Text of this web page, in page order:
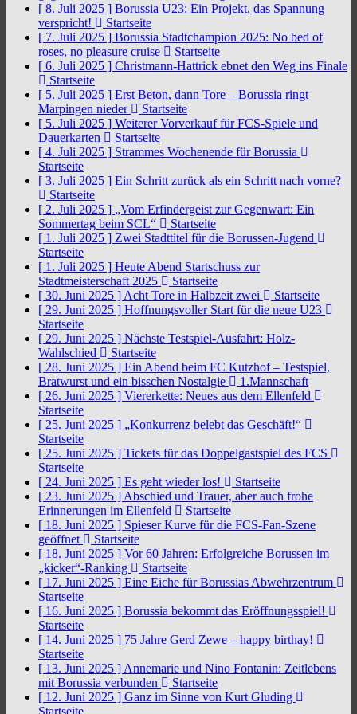
[ 8. Juli 2025 ] Borussia U23: Ein Projekt, das Spannung
verspricht!
Startseite
[ 7. Juli 2025 ] Borussia Stadtchampion 2025: No bed of
roses, no pleasure cruise
Startseite
[ 6. Juli 2025 ] Christmann-Hattrick ebnet den Weg ins Finale
Startseite
[ 5. Juli 2025 ] Erst Beton, dann Tore – Borussia ringt
Marpingen nieder
Startseite
[ 5. Juli 2025 ] Weiterer Vorverkauf für FCS-Spiele und
Dauerkarten
Startseite
[ 4. Juli 2025 ] Strammes Wochenende für Borussia
Startseite
[ 3. Juli 2025 ] Ein Schritt zurück als ein Schritt nach vorne?
Startseite
[ 2. Juli 2025 ] „Vom Erfindergeist zur Gegenwart: Ein
Sommertag beim SCL“
Startseite
[ 1. Juli 2025 ] Zwei Stadttitel für die Borussen-Jugend
Startseite
[ 1. Juli 2025 ] Heute Abend Startschuss zur
Stadtmeisterschaft 2025
Startseite
[ 30. Juni 2025 ] Acht Tore in Halbzeit zwei
Startseite
[ 29. Juni 2025 ] Hoffnungsvoller Start für die neue U23
Startseite
[ 29. Juni 2025 ] Nächste Testspiel-Ausfahrt: Holz-
Wahlschied
Startseite
[ 28. Juni 2025 ] Ein Abend beim FC Kutzhof – Testspiel,
Bratwurst und ein bisschen Nostalgie
1.Mannschaft
[ 26. Juni 2025 ] Viererkette: Neues aus dem Ellenfeld
Startseite
[ 25. Juni 2025 ] „Konkurrenz belebt das Geschäft!“
Startseite
[ 25. Juni 2025 ] Tickets für das Doppelgastspiel des FCS
Startseite
[ 24. Juni 2025 ] Es geht wieder los!
Startseite
[ 23. Juni 2025 ] Abschied und Trauer, aber auch frohe
Erinnerungen im Ellenfeld
Startseite
[ 18. Juni 2025 ] Spieser Kurve für die FCS-Fan-Szene
geöffnet
Startseite
[ 18. Juni 2025 ] Vor 60 Jahren: Erfolgreiche Borussen im
„kicker“-Ranking
Startseite
[ 17. Juni 2025 ] Eine Eiche für Borussias Abwehrzentrum
Startseite
[ 16. Juni 2025 ] Borussia bekommt das Eröffnungsspiel!
Startseite
[ 14. Juni 2025 ] 75 Jahre Gerd Zewe – happy birthay!
Startseite
[ 13. Juni 2025 ] Annemarie und Nino Fontanin: Zeitlebens
mit Borussia verbunden
Startseite
[ 12. Juni 2025 ] Ganz im Sinne von Kurt Gluding
Startseite